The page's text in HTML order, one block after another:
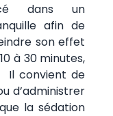
dans un
afin de
son effet
à 30 minutes,
Il convient de
d’administrer
la sédation